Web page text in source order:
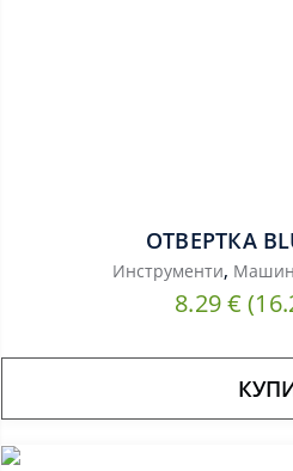
ОТВЕРТКА
Инструменти,
8.29€